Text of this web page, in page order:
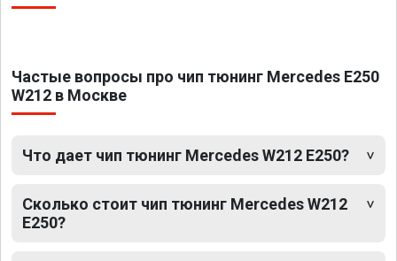
Частые вопросы про чип тюнинг Mercedes E250
W212 в Москве
Что дает чип тюнинг Mercedes W212 E250?
Сколько стоит чип тюнинг Mercedes W212
E250?